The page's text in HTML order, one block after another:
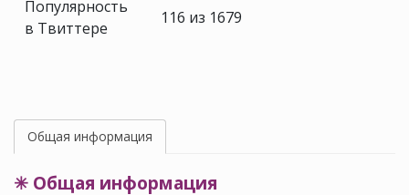
Популярность
в Твиттере
116 из 1679
Общая информация
✳ Общая информация